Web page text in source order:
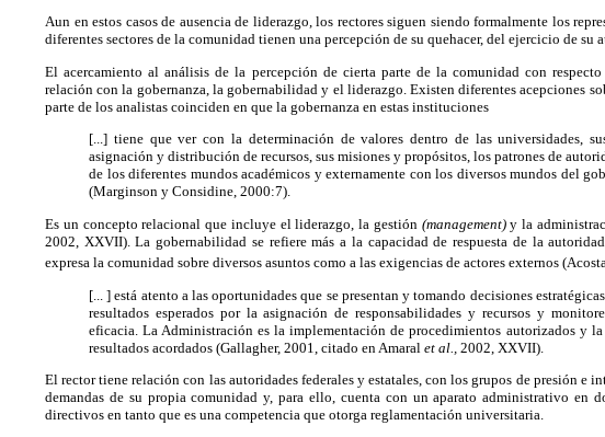
Aun en estos casos de ausencia de liderazgo, los rectores siguen siendo formalmente los
diferentes sectores de la comunidad tienen una percepción de su quehacer, del ejercicio de su
El acercamiento al análisis de la percepción de cierta parte de la comunidad con
relación con la gobernanza, la gobernabilidad y el liderazgo. Existen diferentes acepciones
parte de los analistas coinciden en que la gobernanza en estas instituciones
[...] tiene que ver con la determinación de valores dentro de las universidades,
asignación y distribución de recursos, sus misiones y propósitos, los patrones de
de los diferentes mundos académicos y externamente con los diversos mundos del
(Marginson y Considine, 2000:7).
Es un concepto relacional que incluye el liderazgo, la gestión (management)y la
2002, XXVII). La gobernabilidad se refiere más a la capacidad de respuesta de la
expresa la comunidad sobre diversos asuntos como a las exigencias de actores externos
[... ] está atento a las oportunidades que se presentan y tomando decisiones
resultados esperados por la asignación de responsabilidades y recursos y
eficacia. La Administración es la implementación de procedimientos autorizados y
resultados acordados (Gallagher, 2001, citado en Amaral et al., 2002, XXVII).
El rector tiene relación con las autoridades federales y estatales, con los grupos de presión e
demandas de su propia comunidad y, para ello, cuenta con un aparato administrativo en
directivos en tanto que es una competencia que otorga reglamentación universitaria.